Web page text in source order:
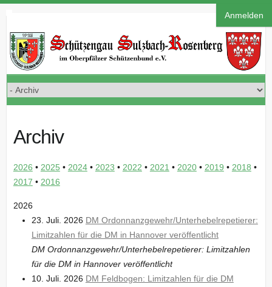
Anmelden
Archiv
2026 • 2025 • 2024• 2023 • 2022 • 2021 • 2020• 2019 • 2018 •
2017 • 2016
2026
23. Juli. 2026 DM Ordonnanzgewehr/Unterhebelrepetierer:
Limitzahlen für die DM in Hannover veröffentlicht
DM Ordonnanzgewehr/Unterhebelrepetierer: Limitzahlen
für die DM in Hannover veröffentlicht
10. Juli. 2026 DM Feldbogen: Limitzahlen für die DM